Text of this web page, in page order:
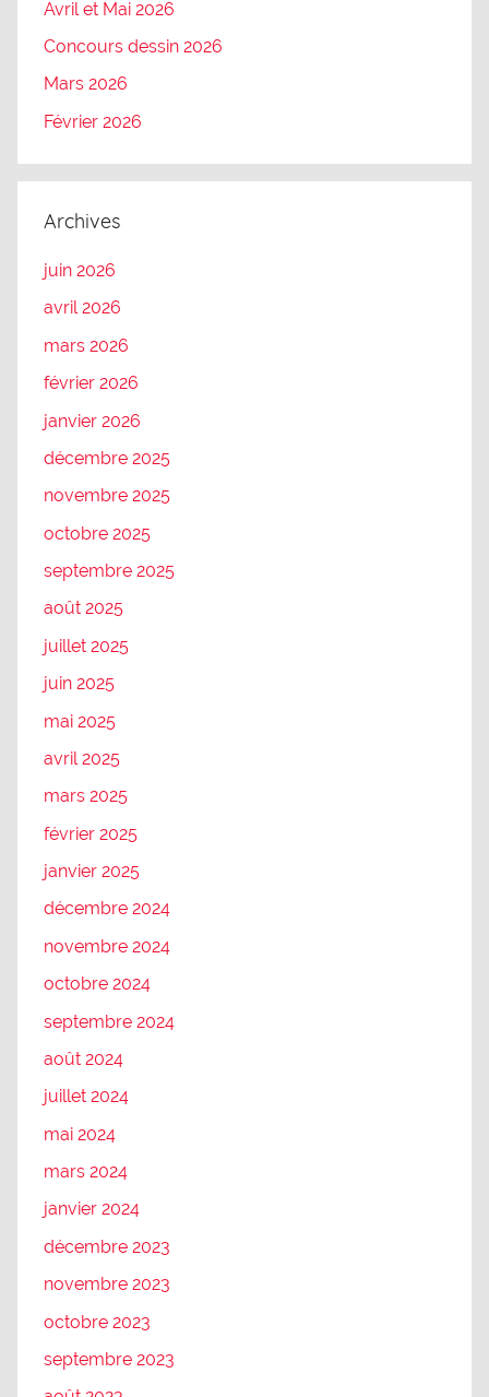
Avril et Mai 2026
Concours dessin 2026
Mars 2026
Février 2026
Archives
juin 2026
avril 2026
mars 2026
février 2026
janvier 2026
décembre 2025
novembre 2025
octobre 2025
septembre 2025
août 2025
juillet 2025
juin 2025
mai 2025
avril 2025
mars 2025
février 2025
janvier 2025
décembre 2024
novembre 2024
octobre 2024
septembre 2024
août 2024
juillet 2024
mai 2024
mars 2024
janvier 2024
décembre 2023
novembre 2023
octobre 2023
septembre 2023